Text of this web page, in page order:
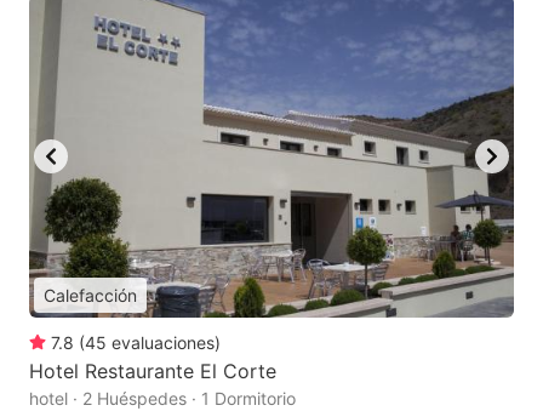
Calefacción
7.8 (45 evaluaciones)
Hotel Restaurante El Corte
hotel · 2 Huéspedes · 1 Dormitorio